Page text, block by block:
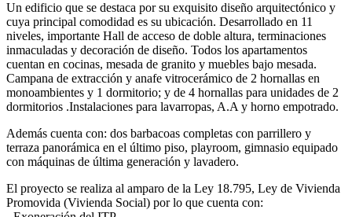
Un edificio que se destaca por su exquisito diseño arquitectónico y
cuya principal comodidad es su ubicación. Desarrollado en 11
niveles, importante Hall de acceso de doble altura, terminaciones
inmaculadas y decoración de diseño. Todos los apartamentos
cuentan en cocinas, mesada de granito y muebles bajo mesada.
Campana de extracción y anafe vitrocerámico de 2 hornallas en
monoambientes y 1 dormitorio; y de 4 hornallas para unidades de 2
dormitorios .Instalaciones para lavarropas, A.A y horno empotrado.
Además cuenta con: dos barbacoas completas con parrillero y
terraza panorámica en el último piso, playroom, gimnasio equipado
con máquinas de última generación y lavadero.
El proyecto se realiza al amparo de la Ley 18.795, Ley de Vivienda
Promovida (Vivienda Social) por lo que cuenta con: